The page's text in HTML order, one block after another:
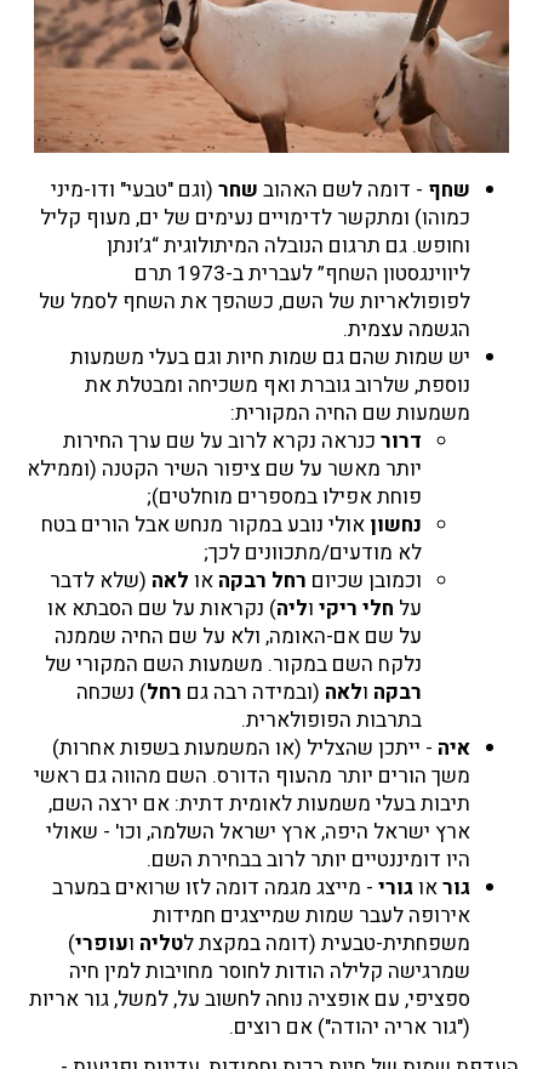
שחף - דומה לשם האהוב שחר (וגם "טבעי" ודו-מיני
כמוהו) ומתקשר לדימויים נעימים של ים, מעוף קליל
וחופש. גם תרגום הנובלה המיתולוגית “ג’ונתן
ליווינגסטון השחף” לעברית ב-1973 תרם
לפופולאריות של השם, כשהפך את השחף לסמל של
הגשמה עצמית.
יש שמות שהם גם שמות חיות וגם בעלי משמעות
נוספת, שלרוב גוברת ואף משכיחה ומבטלת את
משמעות שם החיה המקורית:
דרור כנראה נקרא לרוב על שם ערך החירות
יותר מאשר על שם ציפור השיר הקטנה (וממילא
פוחת אפילו במספרים מוחלטים);
נחשון אולי נובע במקור מנחש אבל הורים בטח
לא מודעים/מתכוונים לכך;
וכמובן שכיום רחל רבקה או לאה (שלא לדבר
על חלי ריקי וליה) נקראות על שם הסבתא או
על שם אם-האומה, ולא על שם החיה שממנה
נלקח השם במקור. משמעות השם המקורי של
רבקה ולאה (ובמידה רבה גם רחל) נשכחה
בתרבות הפופולארית.
איה - ייתכן שהצליל (או המשמעות בשפות אחרות)
משך הורים יותר מהעוף הדורס. השם מהווה גם ראשי
תיבות בעלי משמעות לאומית דתית: אם ירצה השם,
ארץ ישראל היפה, ארץ ישראל השלמה, וכו' - שאולי
היו דומיננטיים יותר לרוב בבחירת השם.
גוראוגורי - מייצג מגמה דומה לזו שרואים במערב
אירופה לעבר שמות שמייצגים חמידות
משפחתית-טבעית (דומה במקצת לטליה ועופרי)
שמרגישה קלילה הודות לחוסר מחויבות למין חיה
ספציפי, עם אופציה נוחה לחשוב על, למשל, גור אריות
("גור אריה יהודה") אם רוצים.